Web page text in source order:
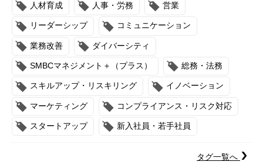
人材育成 人事・労務 営業
リーダーシップ コミュニケーション
業務改善 ダイバーシティ
SMBCマネジメント＋（プラス） 総務・法務
スキルアップ・リスキリング イノベーション
マーケティング コンプライアンス・リスク対応
スタートアップ 新入社員・若手社員
タグ一覧へ